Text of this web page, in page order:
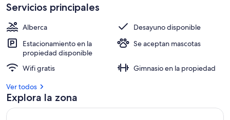
Servicios principales
Alberca
Desayuno disponible
Estacionamiento en la
propiedad disponible
Se aceptan mascotas
Wifi gratis
Gimnasio en la propiedad
Ver todos
Explora la zona